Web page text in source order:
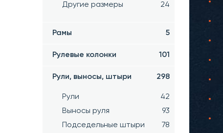
Другие размеры
24
Рамы 5
Рулевые колонки 101
Рули, выносы, штыри 298
Рули
42
Выносы руля
93
Подседельные штыри
78